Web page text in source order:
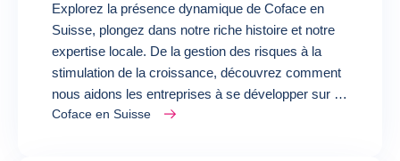
Explorez la présence dynamique de Coface en
Suisse, plongez dans notre riche histoire et notre
expertise locale. De la gestion des risques à la
stimulation de la croissance, découvrez comment
nous aidons les entreprises à se développer sur le
marché suisse.
Coface en Suisse